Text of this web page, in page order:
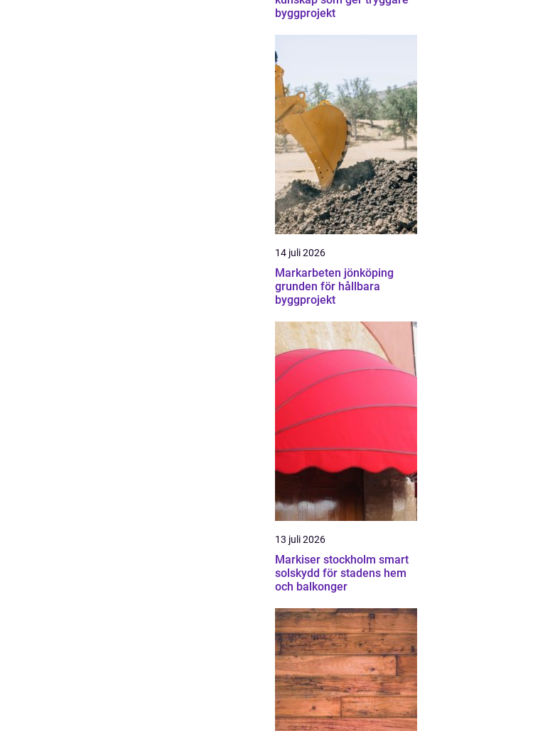
byggprojekt
14 juli 2026
Markarbeten jönköping
grunden för hållbara
byggprojekt
13 juli 2026
Markiser stockholm smart
solskydd för stadens hem
och balkonger